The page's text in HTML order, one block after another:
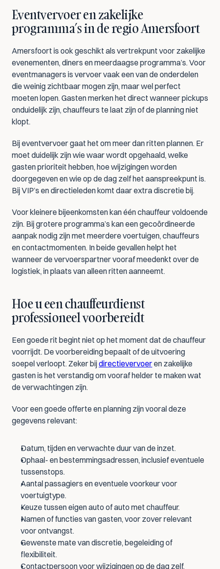
Eventvervoer en zakelijke
programma’s in de regio Amersfoort
Amersfoort is ook geschikt als vertrekpunt voor zakelijke
evenementen, diners en meerdaagse programma’s. Voor
eventmanagers is vervoer vaak een van de onderdelen
die weinig zichtbaar mogen zijn, maar wel perfect
moeten lopen. Gasten merken het direct wanneer pickups
onduidelijk zijn, chauffeurs te laat zijn of de planning niet
klopt.
Bij eventvervoer gaat het om meer dan ritten plannen. Er
moet duidelijk zijn wie waar wordt opgehaald, welke
gasten prioriteit hebben, hoe wijzigingen worden
doorgegeven en wie op de dag zelf het aanspreekpunt is.
Bij VIP’s en directieleden komt daar extra discretie bij.
Voor kleinere bijeenkomsten kan één chauffeur voldoende
zijn. Bij grotere programma’s kan een gecoördineerde
aanpak nodig zijn met meerdere voertuigen, chauffeurs
en contactmomenten. In beide gevallen helpt het
wanneer de vervoerspartner vooraf meedenkt over de
logistiek, in plaats van alleen ritten aanneemt.
Hoe u een chauffeurdienst
professioneel voorbereidt
Een goede rit begint niet op het moment dat de chauffeur
voorrijdt. De voorbereiding bepaalt of de uitvoering
soepel verloopt. Zeker bij directievervoer en zakelijke
gasten is het verstandig om vooraf helder te maken wat
de verwachtingen zijn.
Voor een goede offerte en planning zijn vooral deze
gegevens relevant:
Datum, tijden en verwachte duur van de inzet.
Ophaal- en bestemmingsadressen, inclusief eventuele
tussenstops.
Aantal passagiers en eventuele voorkeur voor
voertuigtype.
Keuze tussen eigen auto of auto met chauffeur.
Namen of functies van gasten, voor zover relevant
voor ontvangst.
Gewenste mate van discretie, begeleiding of
flexibiliteit.
Contactpersoon voor wijzigingen op de dag zelf.